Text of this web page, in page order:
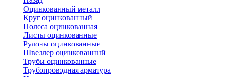
Оцинкованный металл
Круг оцинкованный
Полоса оцинкованная
Листы оцинкованные
Рулоны оцинкованные
Швеллер оцинкованный
Трубы оцинкованные
Трубопроводная арматура